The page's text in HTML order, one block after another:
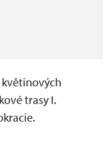
trasy I.